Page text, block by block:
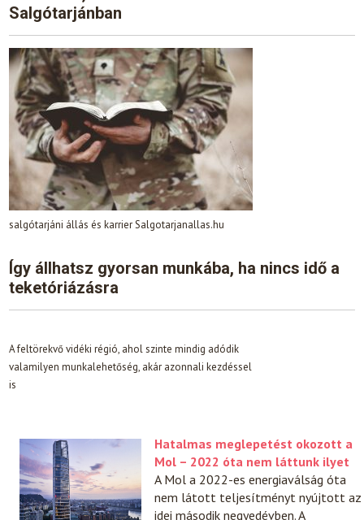
Salgótarjánban
salgótarjáni állás és karrier Salgotarjanallas.hu
Így állhatsz gyorsan munkába, ha nincs idő a
teketóriázásra
A feltörekvő vidéki régió, ahol szinte mindig adódik
valamilyen munkalehetőség, akár azonnali kezdéssel
is
Hatalmas meglepetést okozott a
Mol – 2022 óta nem láttunk ilyet
A Mol a 2022-es energiaválság óta
nem látott teljesítményt nyújtott az
idei második negyedévben. A